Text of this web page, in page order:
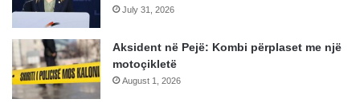
July 31, 2026
Aksident në Pejë: Kombi përplaset me një
motoçikletë
August 1, 2026